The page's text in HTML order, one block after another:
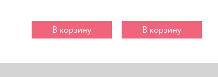
В корзину В корзину